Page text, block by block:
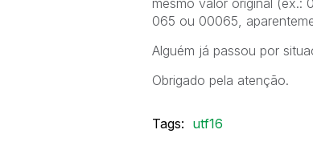
mesmo valor original (ex.:
065 ou 00065,
Alguém já passou por
Obrigado pela atenção.
Tags: utf16